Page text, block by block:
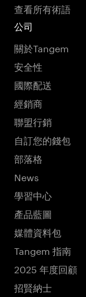
查看所有術語
公司
關於Tangem
安全性
國際配送
經銷商
聯盟行銷
自訂您的錢包
部落格
News
學習中心
產品藍圖
媒體資料包
Tangem 指南
2025 年度回顧
招賢納士